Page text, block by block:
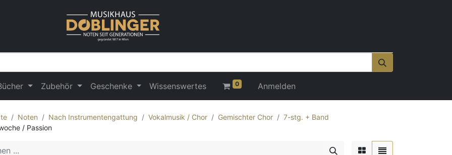
Zubehör Geschenke Wissenswertes 0 Anmelden
Noten Nach Instrumentengattung Vokalmusik / Chor Gemischter Chor
7-stg. + Band
/ Passion